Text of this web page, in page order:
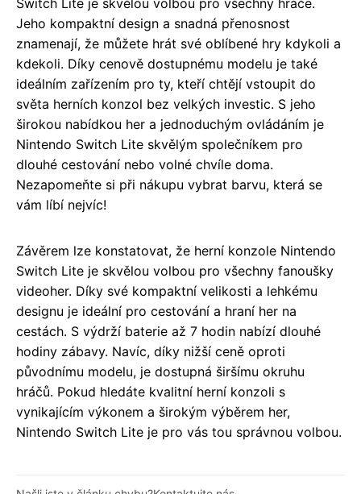
Switch Lite je skvělou volbou pro všechny hráče.
Jeho kompaktní design a snadná přenosnost
znamenají, že můžete hrát své oblíbené hry kdykoli a
kdekoli. Díky cenově dostupnému modelu je také
ideálním zařízením pro ty, kteří chtějí vstoupit do
světa herních konzol bez velkých investic. S jeho
širokou nabídkou her a jednoduchým ovládáním je
Nintendo Switch Lite skvělým společníkem pro
dlouhé cestování nebo volné chvíle doma.
Nezapomeňte si při nákupu vybrat barvu, která se
vám líbí nejvíc!
Závěrem lze konstatovat, že herní konzole Nintendo
Switch Lite je skvělou volbou pro všechny fanoušky
videoher. Díky své kompaktní velikosti a lehkému
designu je ideální pro cestování a hraní her na
cestách. S výdrží baterie až 7 hodin nabízí dlouhé
hodiny zábavy. Navíc, díky nižší ceně oproti
původnímu modelu, je dostupná širšímu okruhu
hráčů. Pokud hledáte kvalitní herní konzoli s
vynikajícím výkonem a širokým výběrem her,
Nintendo Switch Lite je pro vás tou správnou volbou.